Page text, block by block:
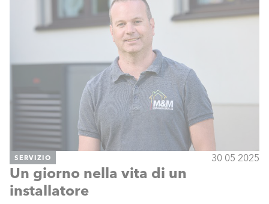
SERVIZIO 30 05 2025
Un giorno nella vita di un
installatore